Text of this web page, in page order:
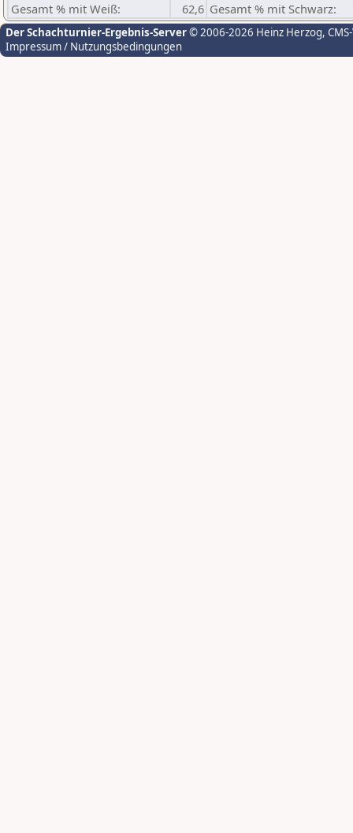
Gesamt % mit Weiß:
62,6 Gesamt % mit Schwarz:
Der Schachturnier-Ergebnis-Server© 2006-2026 Heinz Herzog,
Impressum / Nutzungsbedingungen